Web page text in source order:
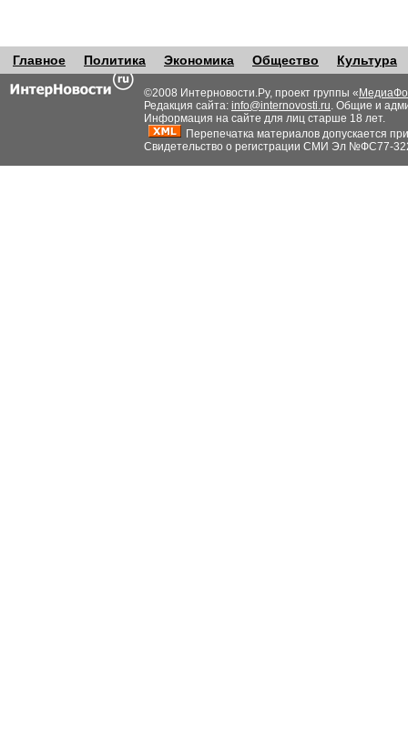
Главное Политика Экономика Общество Культура
©2008 Интерновости.Ру, проект группы «
Редакция сайта: info@internovosti.ru. Общие и
Информация на сайте для лиц старше 18 лет.
Перепечатка материалов допускается
Свидетельство о регистрации СМИ Эл №ФС77-